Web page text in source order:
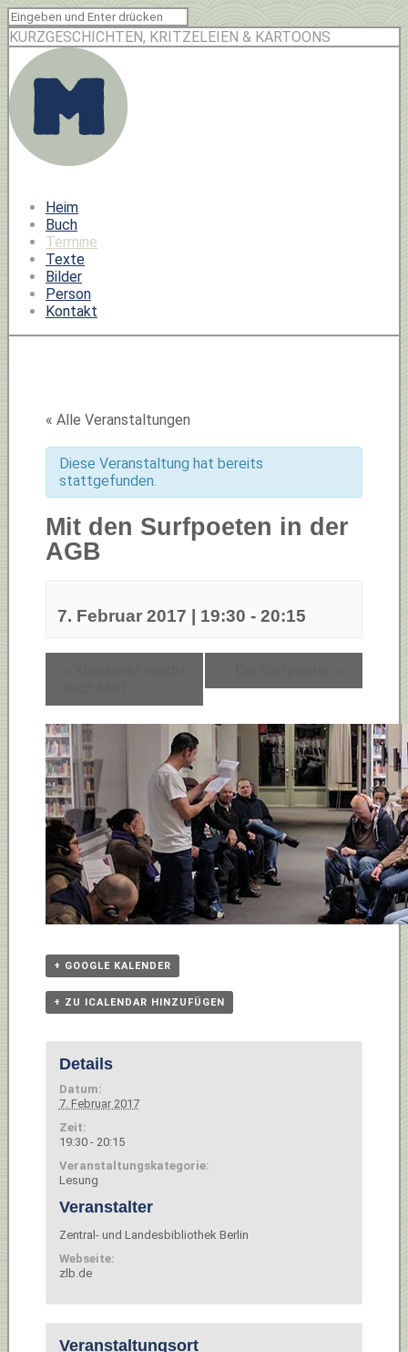
KURZGESCHICHTEN, KRITZELEIEN & KARTOONS
Heim
Buch
Termine
Texte
Bilder
Person
Kontakt
« Alle Veranstaltungen
Diese Veranstaltung hat bereits
stattgefunden.
Mit den Surfpoeten in der
AGB
7. Februar 2017 | 19:30 - 20:15
+ GOOGLE KALENDER
+ ZU ICALENDAR HINZUFÜGEN
Details
Datum:
7. Februar 2017
Zeit:
19:30 - 20:15
Veranstaltungskategorie:
Lesung
Veranstalter
Zentral- und Landesbibliothek Berlin
Webseite:
zlb.de
Veranstaltungsort